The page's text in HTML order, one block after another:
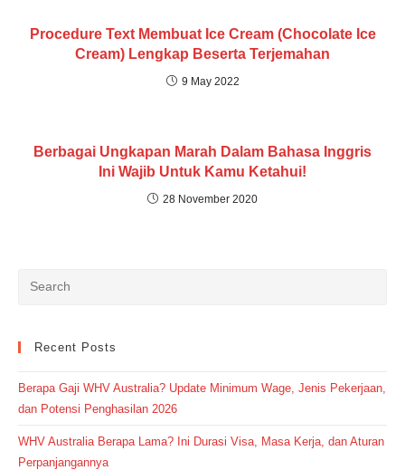
Procedure Text Membuat Ice Cream (Chocolate Ice
Cream) Lengkap Beserta Terjemahan
9 May 2022
Berbagai Ungkapan Marah Dalam Bahasa Inggris
Ini Wajib Untuk Kamu Ketahui!
28 November 2020
Recent Posts
Berapa Gaji WHV Australia? Update Minimum Wage, Jenis Pekerjaan,
dan Potensi Penghasilan 2026
WHV Australia Berapa Lama? Ini Durasi Visa, Masa Kerja, dan Aturan
Perpanjangannya